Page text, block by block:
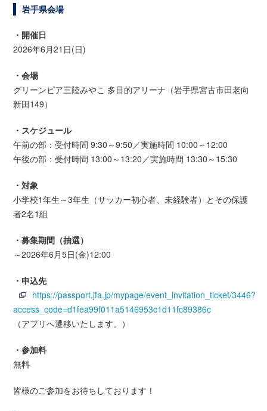
岩手県会場
・開催日
2026年6月21日(日)
・会場
グリーンピア三陸みやこ 多目的アリーナ（岩手県宮古市田老向
新田149）
・スケジュール
午前の部：受付時間 9:30～9:50／実施時間 10:00～12:00
午後の部：受付時間 13:00～13:20／実施時間 13:30～15:30
・対象
小学校1年生～3年生（サッカー初心者、未経験者）とその保護
者2名1組
・募集期間（抽選）
～2026年6月5日(金)12:00
・申込先
https://passport.jfa.jp/mypage/event_invitation_ticket/3446?
access_code=d1fea99f011a5146953c1d11fc89386c
（アプリへ遷移いたします。）
・参加料
無料
皆様のご参加をお待ちしております！